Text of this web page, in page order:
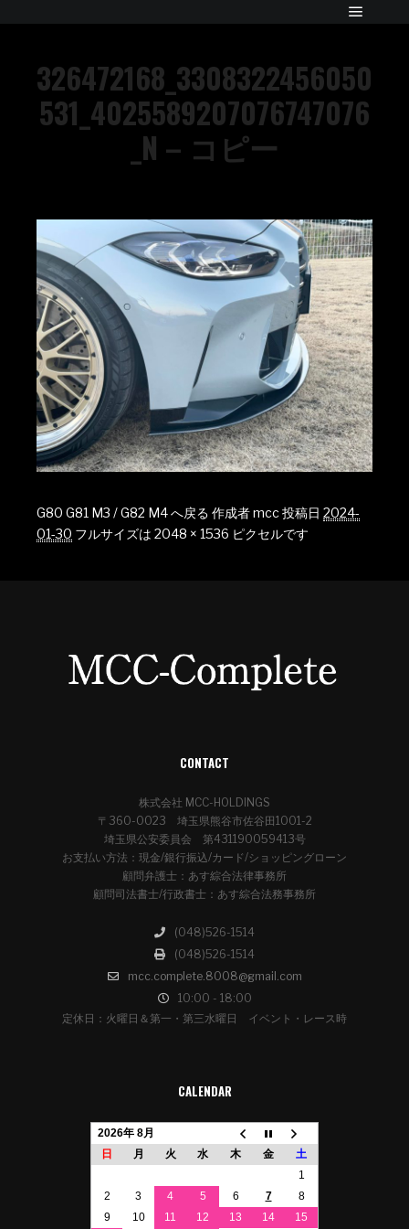
326472168_3308322456050
531_4025589207076747076
_N – コピー
G80 G81 M3 / G82 M4 へ戻る 作成者mcc投稿日 2024-
01-30 フルサイズは 2048 × 1536 ピクセルです
CONTACT
株式会社 MCC-HOLDINGS
〒360-0023 埼玉県熊谷市佐谷田1001-2
埼玉県公安委員会 第431190059413号
お支払い方法：現金/銀行振込/カード/ショッピングローン
顧問弁護士：あす綜合法律事務所
顧問司法書士/行政書士：あす綜合法務事務所
(048)526-1514
(048)526-1514
mcc.complete.8008@gmail.com
10:00 - 18:00
定休日：火曜日＆第一・第三水曜日 イベント・レース時
CALENDAR
2026年 8月
日
月 火 水 木 金
土
1
2
3 4 5 6 7
8
9
10 11 12 13 14 15